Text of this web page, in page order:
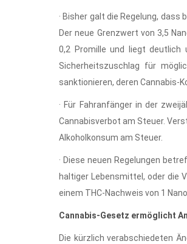
· Bisher galt die Regelung,
Der neue Grenzwert von 3,5
0,2 Promille und liegt deutlich
Sicherheitszuschlag für
sanktionieren, deren Cannabis-
· Für Fahranfänger in der
Cannabisverbot am Steuer.
Alkoholkonsum am Steuer.
· Diese neuen Regelungen
haltiger Lebensmittel, oder die
einem THC-Nachweis von 1
Cannabis-Gesetz ermöglicht
Die kürzlich verabschiedeten